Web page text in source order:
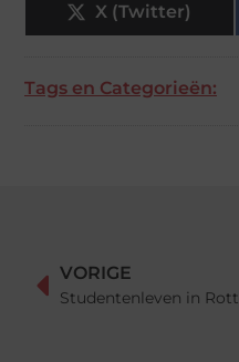
X (Twitter)
Tags en Categorieën:
VORIGE
Studentenleven in